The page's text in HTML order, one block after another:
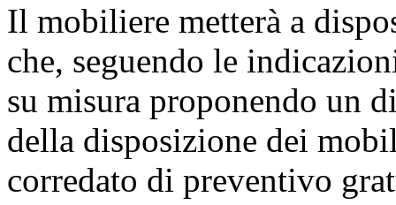
Il mobiliere metterà a
che, seguendo le
su misura proponendo un
della disposizione dei
corredato di preventivo